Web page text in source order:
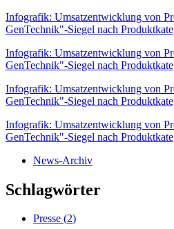
Infografik: Umsatzentwicklung von
GenTechnik"-Siegel nach
Infografik: Umsatzentwicklung von
GenTechnik"-Siegel nach
Infografik: Umsatzentwicklung von
GenTechnik"-Siegel nach
Infografik: Umsatzentwicklung von
GenTechnik"-Siegel nach
News-Archiv
Schlagwörter
Presse (2)